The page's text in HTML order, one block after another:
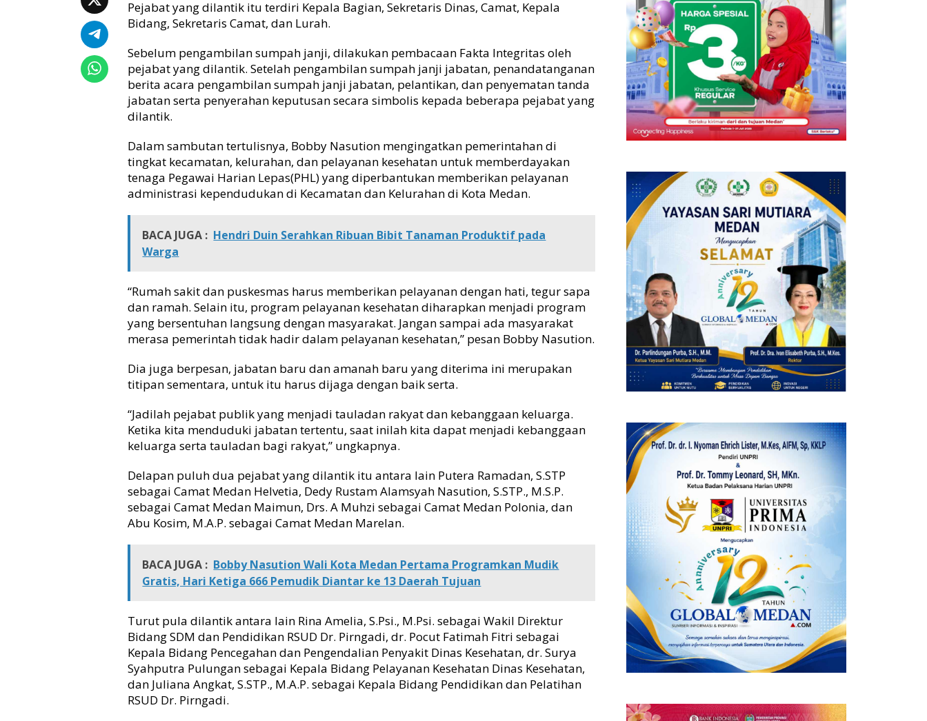
m
n
s
t
r
a
t
r
d
a
n
P
g
a
s
,
B
o
y
N
s
u
t
o
n
J
a
a
n
m
p
a
i
M
a
s
Pejabat yang dilantik itu terdiri Kepala Bagian, Sekretaris Dinas, Camat, Kepala
Bidang, Sekretaris Camat, dan Lurah.
Sebelum pengambilan sumpah janji, dilakukan pembacaan Fakta Integritas oleh
pejabat yang dilantik. Setelah pengambilan sumpah janji jabatan, penandatanganan
berita acara pengambilan sumpah janji jabatan, pelantikan, dan penyematan tanda
jabatan serta penyerahan keputusan secara simbolis kepada beberapa pejabat yang
dilantik.
Dalam sambutan tertulisnya, Bobby Nasution mengingatkan pemerintahan di
tingkat kecamatan, kelurahan, dan pelayanan kesehatan untuk memberdayakan
tenaga Pegawai Harian Lepas(PHL) yang diperbantukan memberikan pelayanan
administrasi kependudukan di Kecamatan dan Kelurahan di Kota Medan.
BACA JUGA : Hendri Duin Serahkan Ribuan Bibit Tanaman Produktif pada
Warga
“Rumah sakit dan puskesmas harus memberikan pelayanan dengan hati, tegur sapa
dan ramah. Selain itu, program pelayanan kesehatan diharapkan menjadi program
yang bersentuhan langsung dengan masyarakat. Jangan sampai ada masyarakat
merasa pemerintah tidak hadir dalam pelayanan kesehatan,” pesan Bobby Nasution.
Dia juga berpesan, jabatan baru dan amanah baru yang diterima ini merupakan
titipan sementara, untuk itu harus dijaga dengan baik serta.
“Jadilah pejabat publik yang menjadi tauladan rakyat dan kebanggaan keluarga.
Ketika kita menduduki jabatan tertentu, saat inilah kita dapat menjadi kebanggaan
keluarga serta tauladan bagi rakyat,” ungkapnya.
Delapan puluh dua pejabat yang dilantik itu antara lain Putera Ramadan, S.STP
sebagai Camat Medan Helvetia, Dedy Rustam Alamsyah Nasution, S.STP., M.S.P.
sebagai Camat Medan Maimun, Drs. A Muhzi sebagai Camat Medan Polonia, dan
Abu Kosim, M.A.P. sebagai Camat Medan Marelan.
BACA JUGA : Bobby Nasution Wali Kota Medan Pertama Programkan Mudik
Gratis, Hari Ketiga 666 Pemudik Diantar ke 13 Daerah Tujuan
Turut pula dilantik antara lain Rina Amelia, S.Psi., M.Psi. sebagai Wakil Direktur
Bidang SDM dan Pendidikan RSUD Dr. Pirngadi, dr. Pocut Fatimah Fitri sebagai
Kepala Bidang Pencegahan dan Pengendalian Penyakit Dinas Kesehatan, dr. Surya
Syahputra Pulungan sebagai Kepala Bidang Pelayanan Kesehatan Dinas Kesehatan,
dan Juliana Angkat, S.STP., M.A.P. sebagai Kepala Bidang Pendidikan dan Pelatihan
RSUD Dr. Pirngadi.